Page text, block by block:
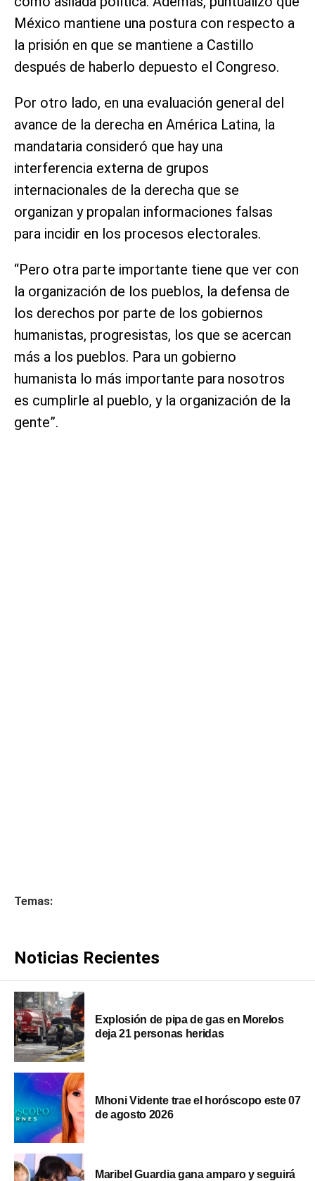
México mantiene una postura con respecto a
la prisión en que se mantiene a Castillo
después de haberlo depuesto el Congreso.
Por otro lado, en una evaluación general del
avance de la derecha en América Latina, la
mandataria consideró que hay una
interferencia externa de grupos
internacionales de la derecha que se
organizan y propalan informaciones falsas
para incidir en los procesos electorales.
“Pero otra parte importante tiene que ver con
la organización de los pueblos, la defensa de
los derechos por parte de los gobiernos
humanistas, progresistas, los que se acercan
más a los pueblos. Para un gobierno
humanista lo más importante para nosotros
es cumplirle al pueblo, y la organización de la
gente”.
Temas:
Noticias Recientes
Explosión de pipa de gas en Morelos
deja 21 personas heridas
Mhoni Vidente trae el horóscopo este 07
de agosto 2026
Maribel Guardia gana amparo y seguirá